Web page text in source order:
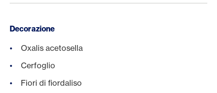
Decorazione
Oxalis acetosella
Cerfoglio
Fiori di fiordaliso